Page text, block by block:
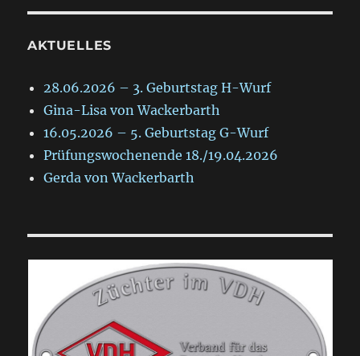
AKTUELLES
28.06.2026 – 3. Geburtstag H-Wurf
Gina-Lisa von Wackerbarth
16.05.2026 – 5. Geburtstag G-Wurf
Prüfungswochenende 18./19.04.2026
Gerda von Wackerbarth